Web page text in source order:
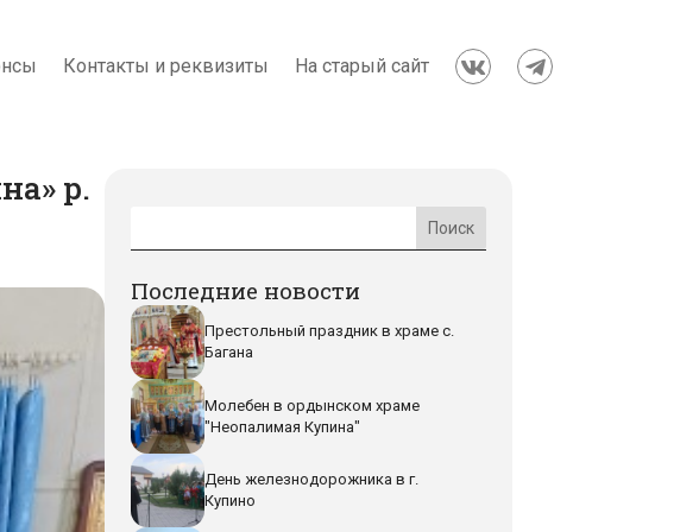
Контакты и реквизиты На старый сайт  
р.
Последние новости
Престольный праздник в храме с.
Багана
Молебен в ордынском храме
"Неопалимая Купина"
День железнодорожника в г.
Купино